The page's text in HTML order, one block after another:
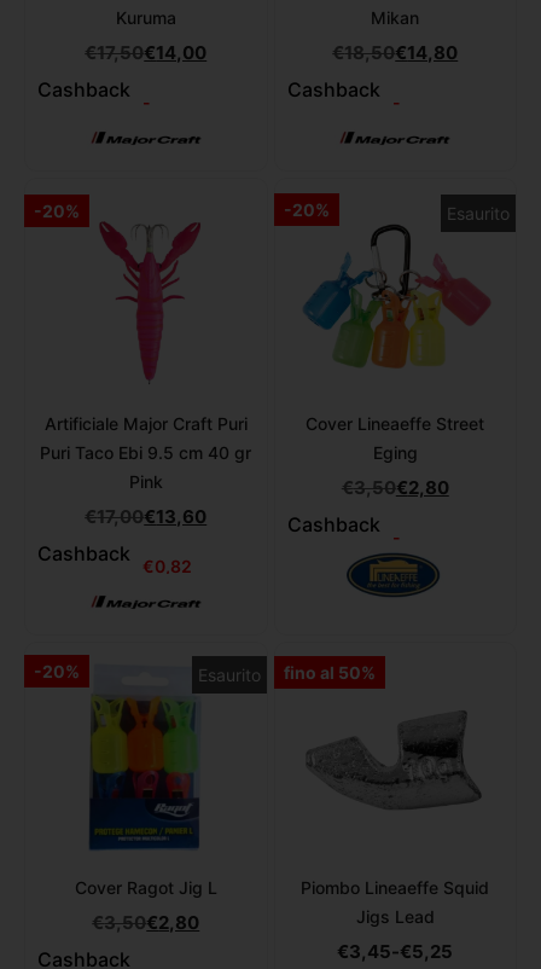
Kuruma
€17,50€14,00
Cashback
-
Mikan
€18,50€14,80
Cashback
-
-20%
Artificiale Major Craft Puri
Puri Taco Ebi 9.5 cm 40 gr
Pink
€17,00€13,60
Cashback
€0,82
-20%
Cover Lineaeffe Street
Eging
Esaurito
€3,50€2,80
Cashback
-
-20%
Cover Ragot Jig L
Esaurito
€3,50€2,80
Cashback
fino al 50%
Piombo Lineaeffe Squid
Jigs Lead
€3,45-€5,25